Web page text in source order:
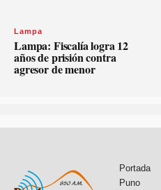
Lampa
Lampa: Fiscalía logra 12
años de prisión contra
agresor de menor
Portada
Puno